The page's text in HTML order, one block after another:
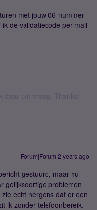
met jouw 06-nummer
de validatiecode per mail
daar om vraag. Thanks!
Forum|Forum|2 years ago
gestuurd, maar nu
gelijksoortige problemen
echt nergens dat er een
ik zonder telefoonbereik.